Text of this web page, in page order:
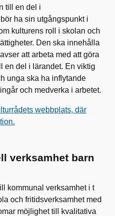
till en del i
ha sin utgångspunkt i
kulturens roll i skolan och
Den ska innehålla
att arbeta med att göra
en del i lärandet. En viktig
unga ska ha inflytande
och medverka i arbetet.
webbplats, där
verksamhet barn
kommunal verksamhet i t
och fritidsverksamhet med
möjlighet till kvalitativa